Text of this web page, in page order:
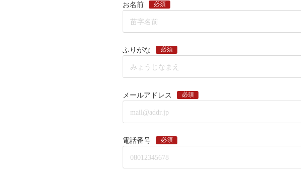
お名前 必須
ふりがな 必須
メールアドレス 必須
電話番号 必須